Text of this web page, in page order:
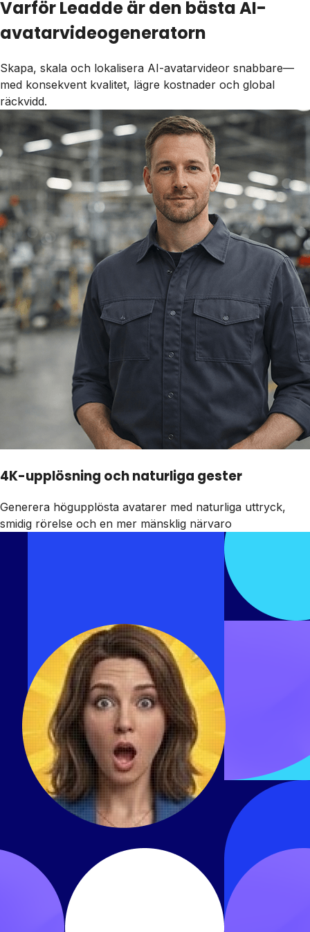
Varför Leadde är den bästa AI-
avatarvideogeneratorn
Skapa, skala och lokalisera AI-avatarvideor snabbare—
med konsekvent kvalitet, lägre kostnader och global
räckvidd.
4K-upplösning och naturliga gester
Generera högupplösta avatarer med naturliga uttryck,
smidig rörelse och en mer mänsklig närvaro